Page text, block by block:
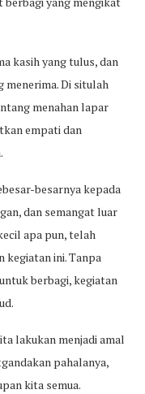
kasih yang tulus, dan
menerima. Di situlah
menahan lapar
empati dan
besarnya kepada
dan semangat luar
apa pun, telah
kegiatan ini. Tanpa
berbagi, kegiatan
lakukan menjadi amal
pahalanya,
kita semua.